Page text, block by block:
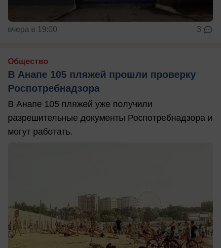
вчера в 19:00 3
Общество
В Анапе 105 пляжей прошли проверку
Роспотребнадзора
В Анапе 105 пляжей уже получили
разрешительные документы Роспотребнадзора и
могут работать.